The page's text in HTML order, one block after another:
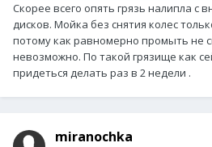
Скорее всего опять грязь налипла с
дисков. Мойка без снятия колес
потому как равномерно промыть не
невозможно. По такой грязище как
придеться делать раз в 2 недели .
miranochka